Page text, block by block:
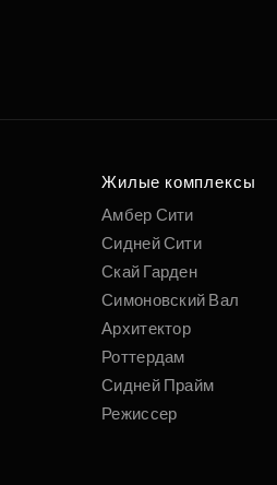
Жилые комплексы
Амбер Сити
Сидней Сити
Скай Гарден
Симоновский Вал
Архитектор
Роттердам
Сидней Прайм
Режиссер